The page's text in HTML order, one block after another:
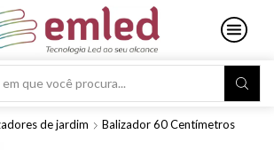
Search
de jardim Balizador 60 Centímetros